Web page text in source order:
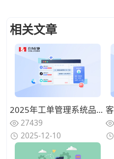
相关文章
2025年工单管理系统品牌推荐：高效可靠的服务保障和智能流转
27439
2025-12-10